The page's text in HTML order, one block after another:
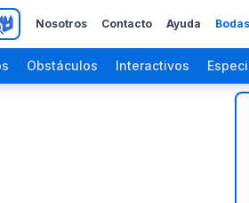
Nosotros Contacto Ayuda
Obstáculos Interactivos